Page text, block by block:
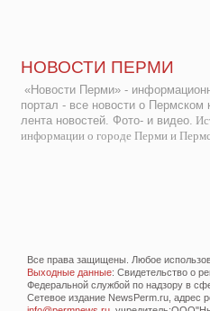
НОВОСТИ ПЕРМИ
«Новости Перми» -
портал - все новости о Пермском
лента новостей. Фото- и видео.
информации о городе Перми и
Все права защищены. Любое
Выходные данные: Свидетельство о
Федеральной службой по надзору в
Сетевое издание NewsPerm.ru, адрес